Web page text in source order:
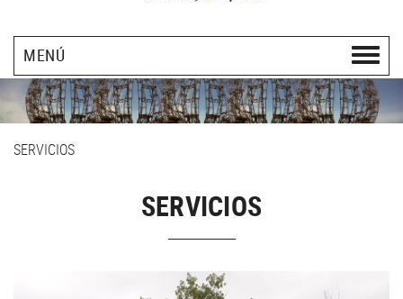
MENÚ
SERVICIOS
SERVICIOS